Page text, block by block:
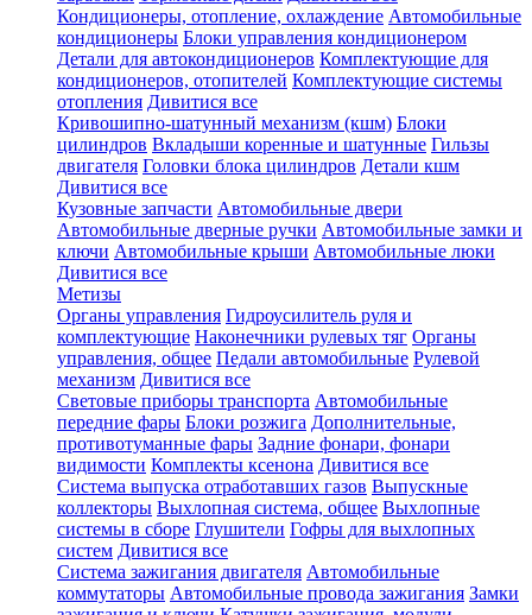
Кондиционеры, отопление, охлаждение Автомобильные
кондиционеры Блоки управления кондиционером
Детали для автокондиционеров Комплектующие для
кондиционеров, отопителей Комплектующие системы
отопления Дивитися все
Кривошипно-шатунный механизм (кшм) Блоки
цилиндров Вкладыши коренные и шатунные Гильзы
двигателя Головки блока цилиндров Детали кшм
Дивитися все
Кузовные запчасти Автомобильные двери
Автомобильные дверные ручки Автомобильные замки и
ключи Автомобильные крыши Автомобильные люки
Дивитися все
Метизы
Органы управления Гидроусилитель руля и
комплектующие Наконечники рулевых тяг Органы
управления, общее Педали автомобильные Рулевой
механизм Дивитися все
Световые приборы транспорта Автомобильные
передние фары Блоки розжига Дополнительные,
противотуманные фары Задние фонари, фонари
видимости Комплекты ксенона Дивитися все
Система выпуска отработавших газов Выпускные
коллекторы Выхлопная система, общее Выхлопные
системы в сборе Глушители Гофры для выхлопных
систем Дивитися все
Система зажигания двигателя Автомобильные
коммутаторы Автомобильные провода зажигания Замки